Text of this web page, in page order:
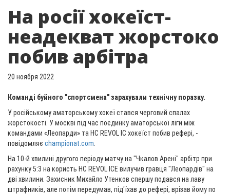
На росії хокеїст-
неадекват жорстоко
побив арбітра
20 ноября 2022
Команді буйного "спортсмена" зарахували технічну поразку.
У російському аматорському хокеї стався черговий спалах
жорстокості. У москві під час поєдинку аматорської ліги між
командами «Леопарди» та НС REVOL IC хокеїст побив рефері, -
повідомляє championat.com
На 10-й хвилині другого періоду матчу на "Чкалов Арені" арбітр при
рахунку 5:3 на користь НС REVOL ICE вилучив гравця "Леопардів" на
дві хвилини. Захисник Михайло Утенков спершу подався на лаву
штрафників, але потім передумав, під'їхав до рефері, врізав йому по